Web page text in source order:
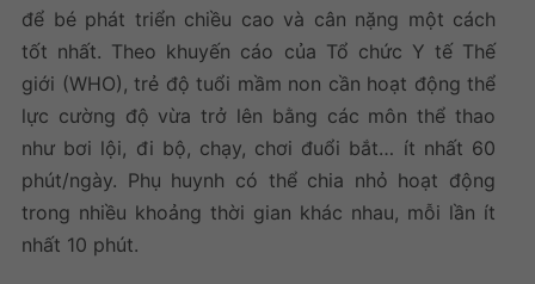
để bé phát triển chiều cao và cân nặng một cách
tốt nhất. Theo khuyến cáo của Tổ chức Y tế Thế
giới (WHO), trẻ độ tuổi mầm non cần hoạt động thể
lực cường độ vừa trở lên bằng các môn thể thao
như bơi lội, đi bộ, chạy, chơi đuổi bắt… ít nhất 60
phút/ngày. Phụ huynh có thể chia nhỏ hoạt động
trong nhiều khoảng thời gian khác nhau, mỗi lần ít
nhất 10 phút.